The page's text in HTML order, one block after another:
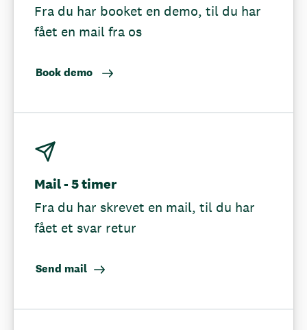
Fra du har booket en demo, til du har
fået en mail fra os
Book demo
Mail - 5 timer
Fra du har skrevet en mail, til du har
fået et svar retur
Send mail